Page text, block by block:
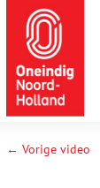
← Vorige video